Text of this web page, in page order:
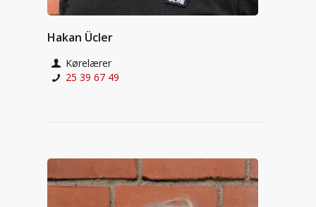
Hakan Ücler
Kørelærer
25 39 67 49